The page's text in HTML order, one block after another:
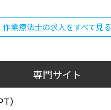
作業療法士の求人をすべて見る
専門サイト
）